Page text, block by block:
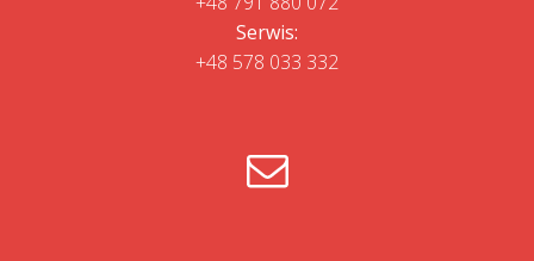
Serwis:
+48 578 033 332